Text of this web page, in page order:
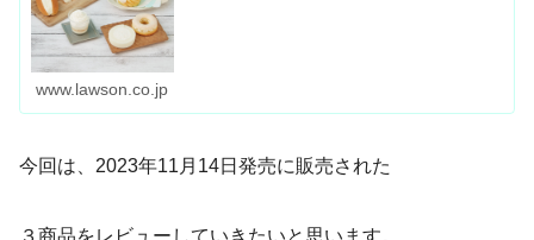
www.lawson.co.jp
今回は、2023年11月14日発売に販売された
３商品をレビューしていきたいと思います。